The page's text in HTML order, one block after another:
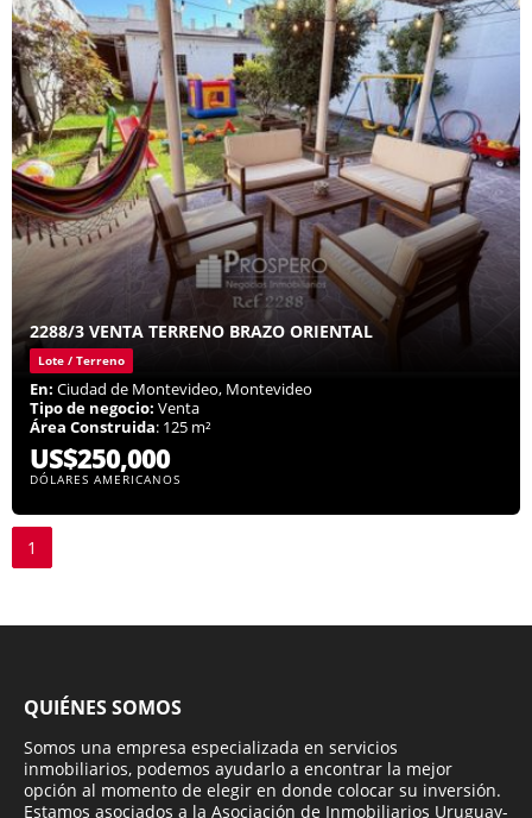
2288/3 VENTA TERRENO BRAZO ORIENTAL
Lote / Terreno
En: Ciudad de Montevideo, Montevideo
Tipo de negocio: Venta
Área Construida: 125 m²
US$250,000
DÓLARES AMERICANOS
1
QUIÉNES SOMOS
Somos una empresa especializada en servicios
inmobiliarios, podemos ayudarlo a encontrar la mejor
opción al momento de elegir en donde colocar su inversión.
Estamos asociados a la Asociación de Inmobiliarios Uruguay-